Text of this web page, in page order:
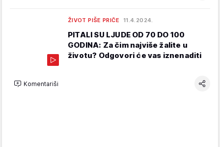
ŽIVOT PIŠE PRIČE 11.4.2024.
PITALI SU LJUDE OD 70 DO 100
GODINA: Za čim najviše žalite u
životu? Odgovori će vas iznenaditi
Komentariši